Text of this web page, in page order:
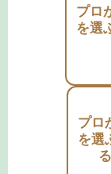
プロ
を選
プロ
を選